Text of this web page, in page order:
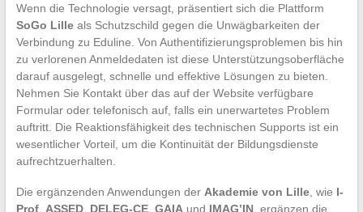
Wenn die Technologie versagt, präsentiert sich die Plattform
SoGo Lilleals Schutzschild gegen die Unwägbarkeiten der
Verbindung zu Eduline. Von Authentifizierungsproblemen bis hin
zu verlorenen Anmeldedaten ist diese Unterstützungsoberfläche
darauf ausgelegt, schnelle und effektive Lösungen zu bieten.
Nehmen Sie Kontakt über das auf der Website verfügbare
Formular oder telefonisch auf, falls ein unerwartetes Problem
auftritt. Die Reaktionsfähigkeit des technischen Supports ist ein
wesentlicher Vorteil, um die Kontinuität der Bildungsdienste
aufrechtzuerhalten.
Die ergänzenden Anwendungen der Akademie von Lille, wie I-
Prof, ASSED, DELEG-CE, GAIAund IMAG’IN, ergänzen die